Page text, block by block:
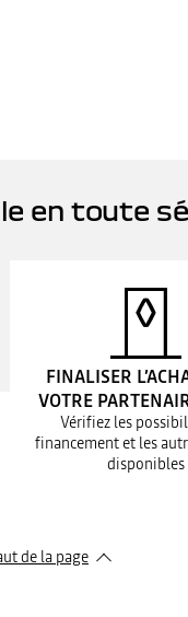
en toute
FINALISER
VOTRE
Vérifiez les
financement et les
disponibles
de la page